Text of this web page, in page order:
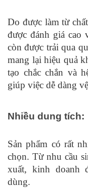
Do được làm từ
được đánh giá cao
còn được trải qua
mang lại hiệu quả
tạo chắc chắn và
giúp việc dễ dàng
Nhiều dung tích:
Sản phẩm có rất
chọn. Từ nhu cầu
xuất, kinh doanh
dùng.